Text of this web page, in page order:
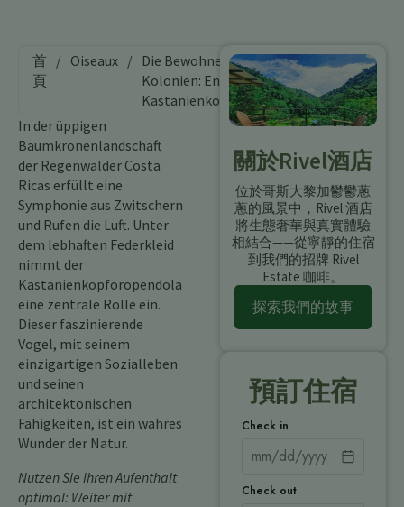
首
頁
/ Oiseaux / Die Bewohner der
Kolonien: Entdeckung des
Kastanienkopforopendola
In der üppigen
Baumkronenlandschaft
der Regenwälder Costa
Ricas erfüllt eine
Symphonie aus Zwitschern
und Rufen die Luft. Unter
dem lebhaften Federkleid
nimmt der
Kastanienkopforopendola
eine zentrale Rolle ein.
Dieser faszinierende
Vogel, mit seinem
einzigartigen Sozialleben
und seinen
architektonischen
Fähigkeiten, ist ein wahres
Wunder der Natur.
Nutzen Sie Ihren Aufenthalt
optimal: Weiter mit
關於Rivel酒店
位於哥斯大黎加鬱鬱蔥
蔥的風景中，Rivel 酒店
將生態奢華與真實體驗
相結合——從寧靜的住宿
到我們的招牌 Rivel
Estate 咖啡。
探索我們的故事
預訂住宿
Check in
Check out